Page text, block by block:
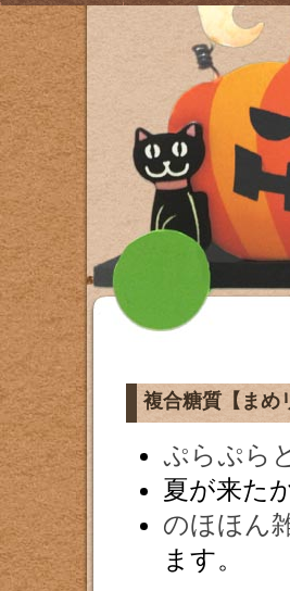
複合糖質【まめ
ぷらぷら
夏が来た
のほほん
ます。